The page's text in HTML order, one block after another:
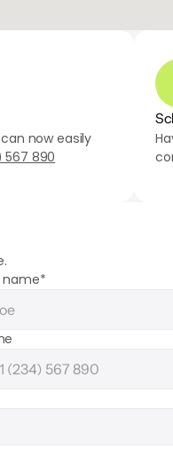
now easily
567 890
name*